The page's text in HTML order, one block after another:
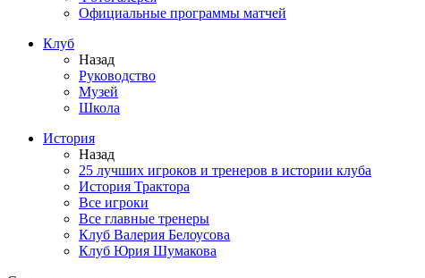
Официальные программы матчей
Клуб
Назад
Руководство
Музей
Школа
История
Назад
25 лучших игроков и тренеров в истории клуба
История Трактора
Все игроки
Все главные тренеры
Клуб Валерия Белоусова
Клуб Юрия Шумакова